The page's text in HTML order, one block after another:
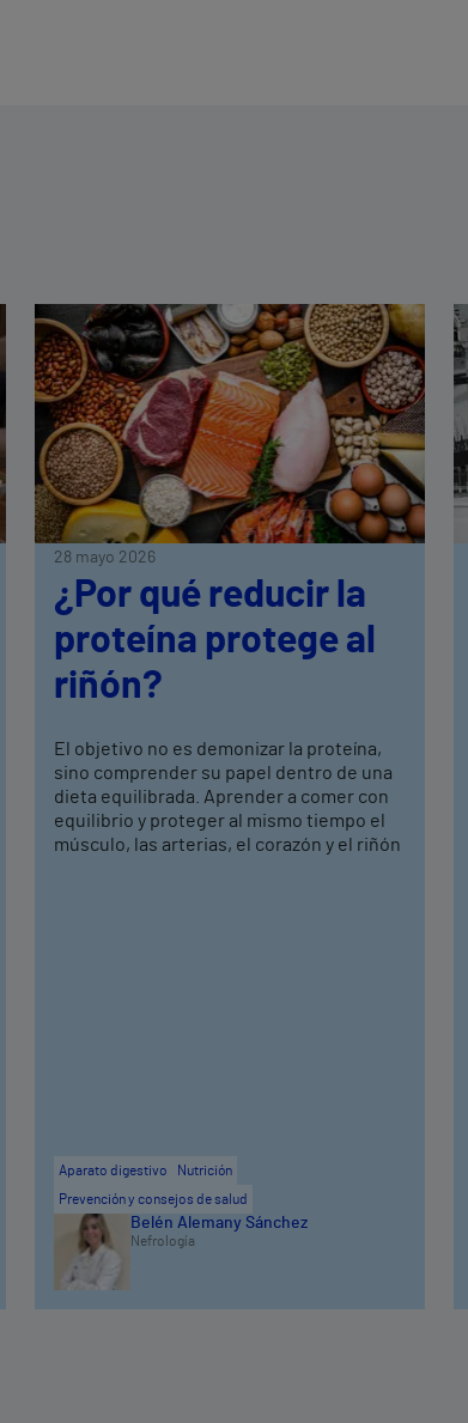
28 mayo 2026
¿Por qué reducir la
proteína protege al
riñón?
El objetivo no es demonizar la proteína,
sino comprender su papel dentro de una
dieta equilibrada. Aprender a comer con
equilibrio y proteger al mismo tiempo el
músculo, las arterias, el corazón y el riñón
Aparato digestivo
Nutrición
Prevención y consejos de salud
Belén Alemany Sánchez
Nefrología